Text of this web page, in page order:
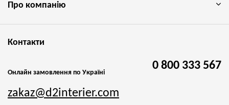
Про компанію
Контакти
Онлайн замовлення по Україні
0 800 333 567
zakaz@d2interier.com